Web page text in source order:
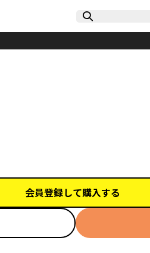
会員登録して購入する